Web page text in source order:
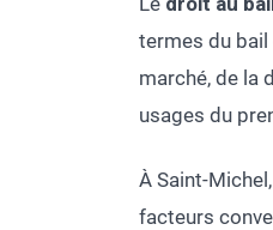
termes du bail
marché, de la
usages du
À Saint-
facteurs